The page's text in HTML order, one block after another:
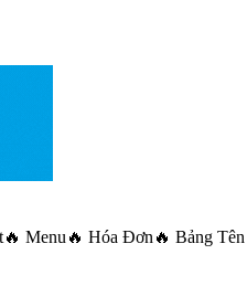
🔥 Menu 🔥 Hóa Đơn 🔥 Bảng Tên